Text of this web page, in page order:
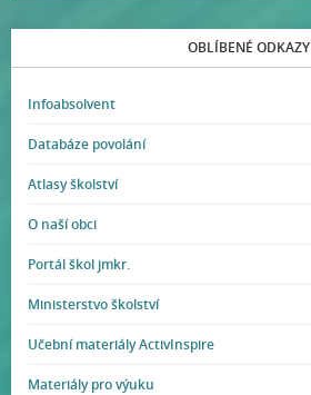
OBLÍBENÉ ODKAZY
Infoabsolvent
Databáze povolání
Atlasy školství
O naší obci
Portál škol jmkr.
Ministerstvo školství
Učební materiály ActivInspire
Materiály pro výuku